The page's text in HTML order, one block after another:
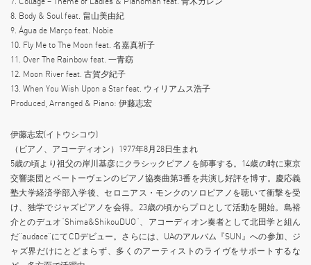
8. Body & Soul feat. 畠山美由紀
9. Água de Março feat. Nobie
10. Fly Me to The Moon feat. 名嘉真祈子
11. Over The Rainbow feat. 一青窈
12. Moon River feat. 古賀夕紀子
13. When You Wish Upon a Star feat. ウィリアムス浩子
Produced, Arranged & Piano: 伊藤志宏
伊藤志宏(イトウシコウ)
（ピアノ、アコーディオン）1977年8月28日生まれ
5歳の頃より祖父の岸川基彦にクラシックピアノを師事する。14歳の時に東京
交響楽団とベートーヴェンのピアノ協奏曲第3番を共演し好評を博す。慶応義
塾大学経済学部入学後、セロニアス・モンクのソロピアノを聴いて衝撃を受
け、独学でジャズピアノを会得。23歳の頃からプロとして活動を開始。島裕
介とのデュオ“Shima&ShikouDUO”、アコーディオン奏者として北田学と組ん
だ“audace”にてCDデビュー。さらには、UAのアルバム『SUN』への参加、ジ
ャズ界だけにとどまらず、多くのアーティストのライヴをサポートするな